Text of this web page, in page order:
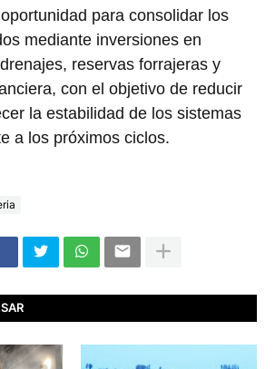
para consolidar los
mediante inversiones en
reservas forrajeras y
con el objetivo de reducir
la estabilidad de los sistemas
a los próximos ciclos.